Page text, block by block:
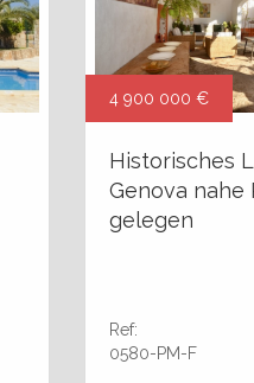
4 900 000 €
Historisches
Genova nahe
gelegen
Ref:
0580-PM-F